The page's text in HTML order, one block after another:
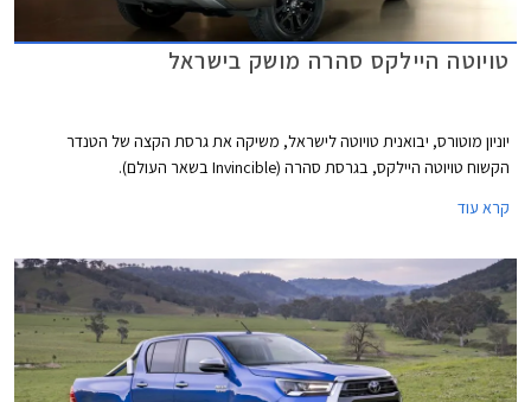
טויוטה היילקס סהרה מושק בישראל
יוניון מוטורס, יבואנית טויוטה לישראל, משיקה את גרסת הקצה של הטנדר
הקשוח טויוטה היילקס, בגרסת סהרה (Invincible בשאר העולם).
קרא עוד